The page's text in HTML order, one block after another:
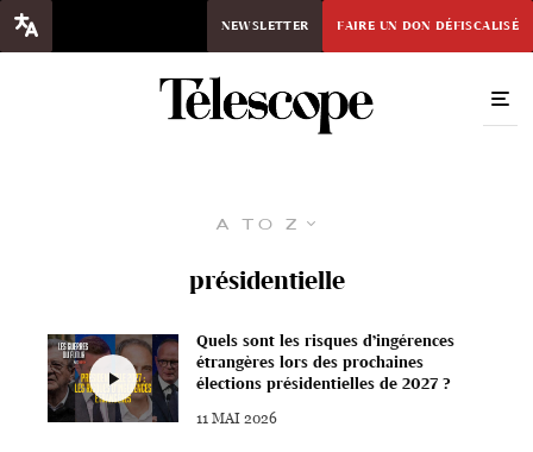
NEWSLETTER FAIRE UN DON DÉFISCALISÉ
A to Z
présidentielle
Quels sont les risques d’ingérences
étrangères lors des prochaines
élections présidentielles de 2027 ?
11 MAI 2026